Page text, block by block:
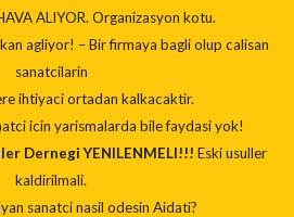
ALIYOR. Organizasyon kotu.
agliyor! – Bir firmaya bagli olup calisan
sanatcilarin
ihtiyaci ortadan kalkacaktir.
icin yarismalarda bile faydasi yok!
Dernegi YENILENMELI!!! Eski usuller
kaldirilmali.
sanatci nasil odesin Aidati?